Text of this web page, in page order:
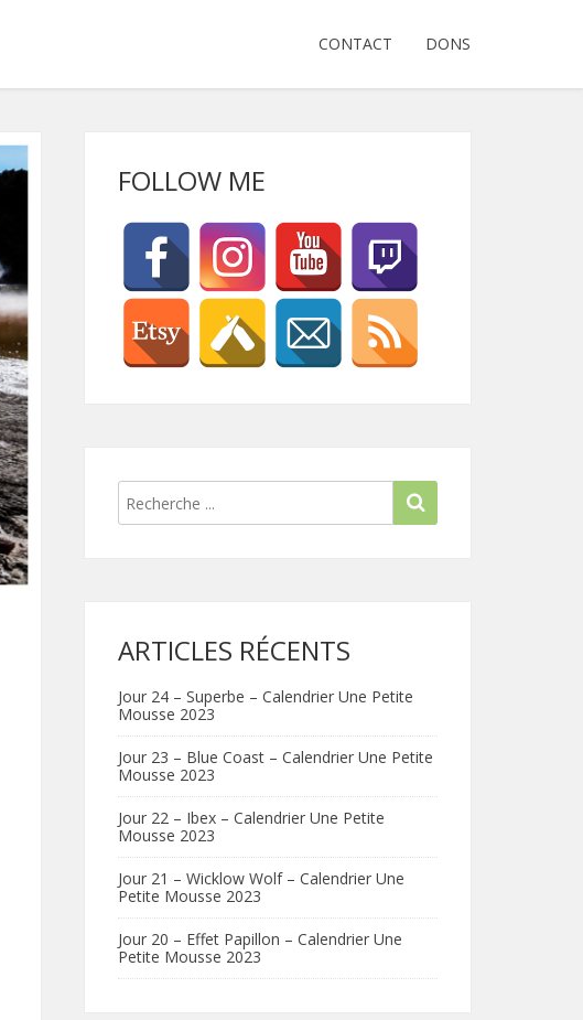
CONTACT DONS
FOLLOW ME
ARTICLES RÉCENTS
Jour 24 – Superbe – Calendrier Une Petite
Mousse 2023
Jour 23 – Blue Coast – Calendrier Une Petite
Mousse 2023
Jour 22 – Ibex – Calendrier Une Petite
Mousse 2023
Jour 21 – Wicklow Wolf – Calendrier Une
Petite Mousse 2023
Jour 20 – Effet Papillon – Calendrier Une
Petite Mousse 2023